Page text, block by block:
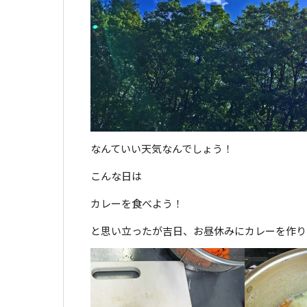
なんていい天気なんでしょう！
こんな日は
カレーを食べよう！
と思い立ったが吉日、お昼休みにカレーを作